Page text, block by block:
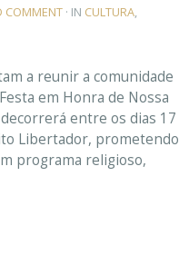
COMMENT · IN CULTURA,
a reunir a comunidade
em Honra de Nossa
entre os dias 17
Libertador, prometendo
programa religioso,